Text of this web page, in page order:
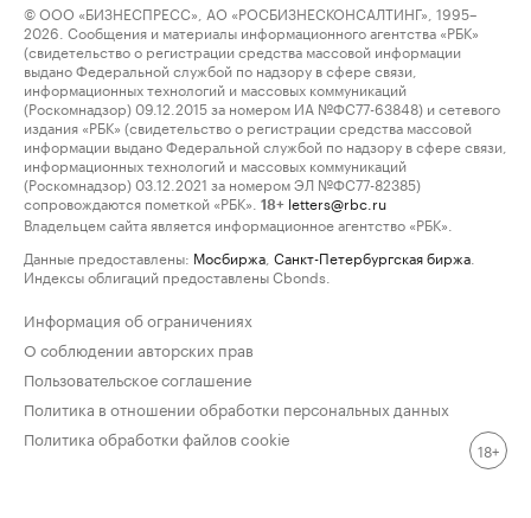
© ООО «БИЗНЕСПРЕСС», АО «РОСБИЗНЕСКОНСАЛТИНГ», 1995–
2026. Сообщения и материалы информационного агентства «РБК»
(свидетельство о регистрации средства массовой информации
выдано Федеральной службой по надзору в сфере связи,
информационных технологий и массовых коммуникаций
(Роскомнадзор) 09.12.2015 за номером ИА №ФС77-63848) и сетевого
издания «РБК» (свидетельство о регистрации средства массовой
информации выдано Федеральной службой по надзору в сфере связи,
информационных технологий и массовых коммуникаций
(Роскомнадзор) 03.12.2021 за номером ЭЛ №ФС77-82385)
сопровождаются пометкой «РБК».
18+ letters@rbc.ru
Владельцем сайта является информационное агентство «РБК».
Данные предоставлены: Мосбиржа Санкт-Петербургская биржа
Индексы облигаций предоставлены Cbonds.
Информация об ограничениях
О соблюдении авторских прав
Пользовательское соглашение
Политика в отношении обработки персональных данных
Политика обработки файлов cookie
18+